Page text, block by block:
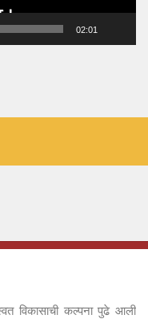
02:01
विकासाची कल्पना पुढे आली